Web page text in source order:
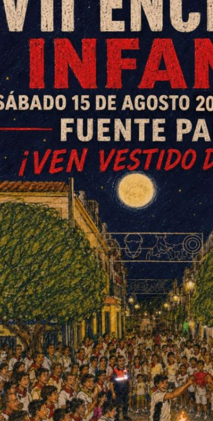
cita ayer en las instalaciones de la
de Asociaciones y Voluntariado de La
del Centro de Recursos para el Voluntariado
por Aproni en colaboración con la
ha servido de punto de encuentro entre las
para el intercambio de experiencias y su
de Fuente Palmera, que ha facilitado
representantes de todos los grupos